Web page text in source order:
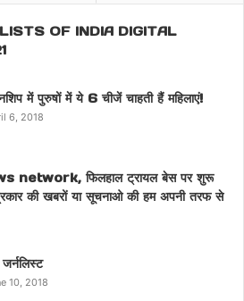
OF INDIA DIGITAL
में पुरुषों में ये 6 चीजें चाहती हैं महिलाएं!
6, 2018
फिलहाल ट्रायल बेस पर शुरू
की खबरों या सूचनाओ की हम अपनी तरफ से
जर्नलिस्ट
10, 2018